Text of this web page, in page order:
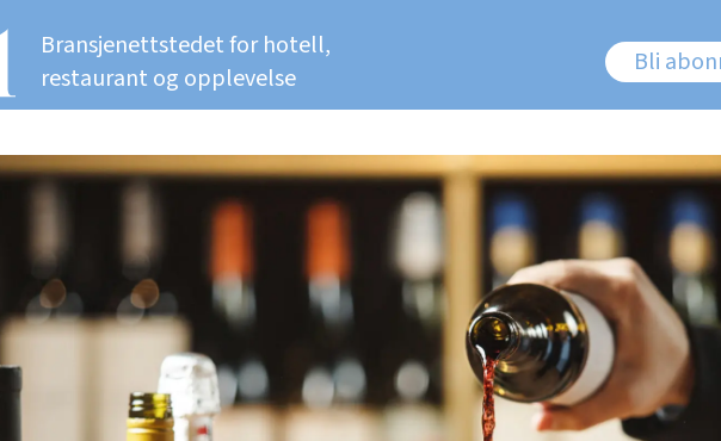
Bransjenettstedet for hotell,
restaurant og opplevelse
Bli